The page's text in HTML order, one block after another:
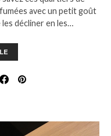
avec un petit goût
les décliner en les…